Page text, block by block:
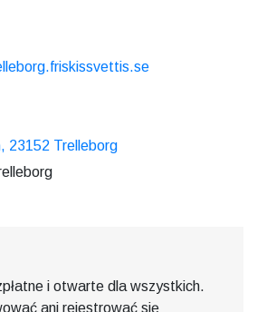
23152 Trelleborg
i otwarte dla wszystkich.
ani rejestrować się